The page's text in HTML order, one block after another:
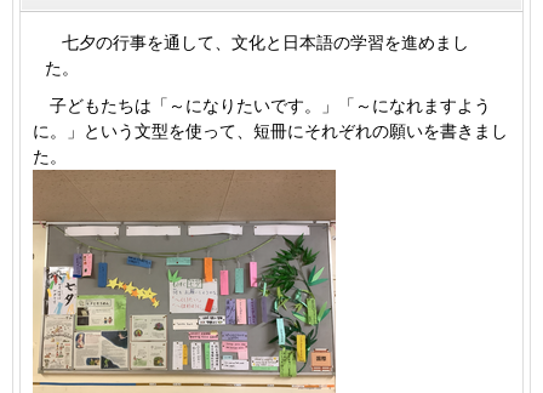
七夕の行事を通して、文化と日本語の学習を進めまし
た。
子どもたちは「～になりたいです。」「～になれますよう
に。」という文型を使って、短冊にそれぞれの願いを書きまし
た。